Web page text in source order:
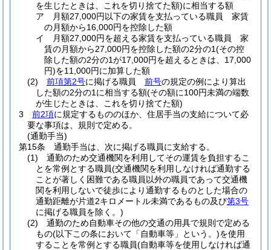
を生じたときは、これを切り捨てた額)に相当する額
ア
月額27,000円以下の家賃を支払っている職員 家賃
の月額から16,000円を控除した額
イ
月額27,000円を超える家賃を支払っている職員 家
賃の月額から27,000円を控除した額の2分の1(その控
除した額の2分の1が17,000円を超えるときは、17,000
円)を11,000円に加算した額
(2)
前項第2号に掲げる職員 前号の規定の例により算出
した額の2分の1に相当する額(その額に100円未満の端数
が生じたときは、これを切り捨てた額)
3
前2項に規定するもののほか、住居手当の支給について必
要な事項は、規則で定める。
(通勤手当)
第15条
通勤手当は、次に掲げる職員に支給する。
(1)
通勤のため交通機関を利用してその運賃を負担するこ
とを常例とする職員(交通機関を利用しなければ通勤する
ことが著しく困難である職員以外の職員であって交通機
関を利用しないで徒歩により通勤するものとした場合の
通勤距離が片道2キロメートル未満であるもの及び第3号
に掲げる職員を除く。)
(2)
通勤のため自動車その他の交通の用具で規則で定める
もの(以下この条において「自動車等」という。)を使用
することを常例とする職員(自動車等を使用しなければ通